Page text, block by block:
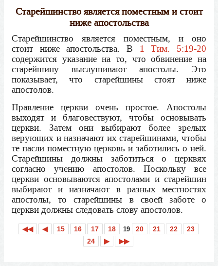
Старейшинство является поместным и стоит
ниже апостольства
Старейшинство является поместным, и оно
стоит ниже апостольства. В 1 Тим. 5:19-20
содержится указание на то, что обвинение на
старейшину выслушивают апостолы. Это
показывает, что старейшины стоят ниже
апостолов.
Правление церкви очень простое. Апостолы
выходят и благовествуют, чтобы основывать
церкви. Затем они выбирают более зрелых
верующих и назначают их старейшинами, чтобы
те пасли поместную церковь и заботились о ней.
Старейшины должны заботиться о церквях
согласно учению апостолов. Поскольку все
церкви основываются апостолами и старейшин
выбирают и назначают в разных местностях
апостолы, то старейшины в своей заботе о
церкви должны следовать слову апостолов.
◀◀ ◀ 15 16 17 18 19 20 21 22
23
24
▶ ▶▶